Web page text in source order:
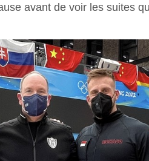
avant de voir les suites